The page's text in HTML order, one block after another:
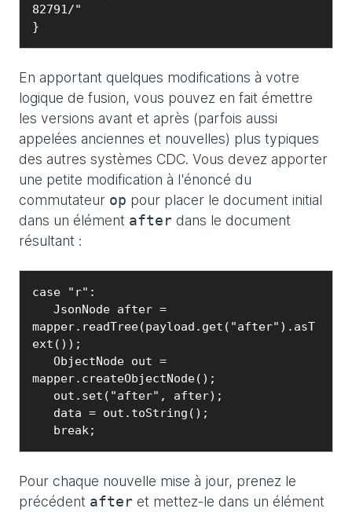
82791/"
}
En apportant quelques modifications à votre
logique de fusion, vous pouvez en fait émettre
les versions avant et après (parfois aussi
appelées anciennes et nouvelles) plus typiques
des autres systèmes CDC. Vous devez apporter
une petite modification à l'énoncé du
commutateur op pour placer le document initial
dans un élément after dans le document
résultant :
case "r":
mapper.readTree(payload.get("after").asT
ext());
mapper.createObjectNode();
   break;
Pour chaque nouvelle mise à jour, prenez le
précédent after et mettez-le dans un élément